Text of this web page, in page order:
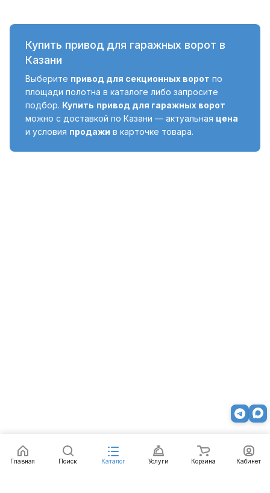
Купить привод для гаражных ворот в
Казани
Выберите привод для секционных ворот по
площади полотна в каталоге либо запросите
подбор. Купить привод для гаражных ворот
можно с доставкой по Казани — актуальная цена
и условия продажи в карточке товара.
Главная Поиск Каталог Услуги Корзина Кабинет